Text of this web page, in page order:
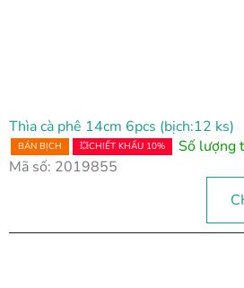
Thìa cà phê 14cm 6pcs (bịch:12 ks)
BÁN BỊCH 💥CHIẾT KHẤU 10% Số lượng
Mã số: 2019855